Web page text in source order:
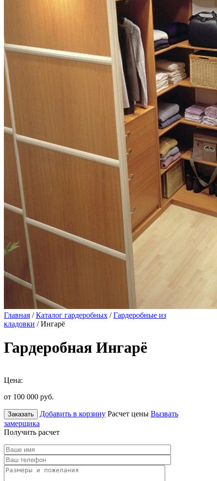
Главная /Каталог гардеробных /Гардеробные из
кладовки / Ингарё
Гардеробная Ингарё
Цена:
от 100 000 руб.
Заказать Добавить в корзину Расчет цены Вызвать
замерщика
Получить расчет